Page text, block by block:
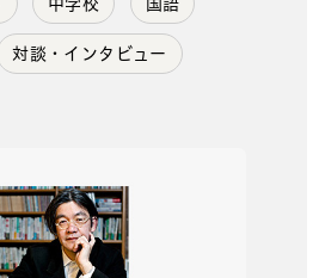
中学校 国語
対談・インタビュー